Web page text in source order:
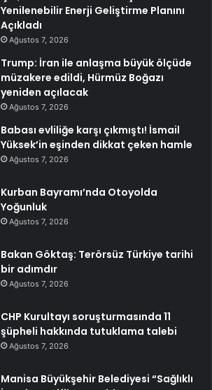
Yenilenebilir Enerji Geliştirme Planını
Açıkladı
Ağustos 7, 2026
Trump: İran ile anlaşma büyük ölçüde
müzakere edildi, Hürmüz Boğazı
yeniden açılacak
Ağustos 7, 2026
Babası evliliğe karşı çıkmıştı! İsmail
Yüksek’in eşinden dikkat çeken hamle
Ağustos 7, 2026
Kurban Bayramı’nda Otoyolda
Yoğunluk
Ağustos 7, 2026
Bakan Göktaş: Terörsüz Türkiye tarihi
bir adımdır
Ağustos 7, 2026
CHP Kurultayı soruşturmasında 11
şüpheli hakkında tutuklama talebi
Ağustos 7, 2026
Manisa Büyükşehir Belediyesi “Sağlıklı